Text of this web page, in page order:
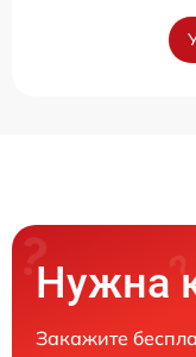
Нужна
Закажите